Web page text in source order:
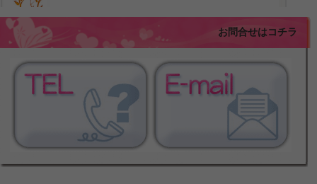
お問合せはコチラ